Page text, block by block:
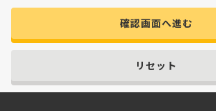
確認画面へ進む
リセット